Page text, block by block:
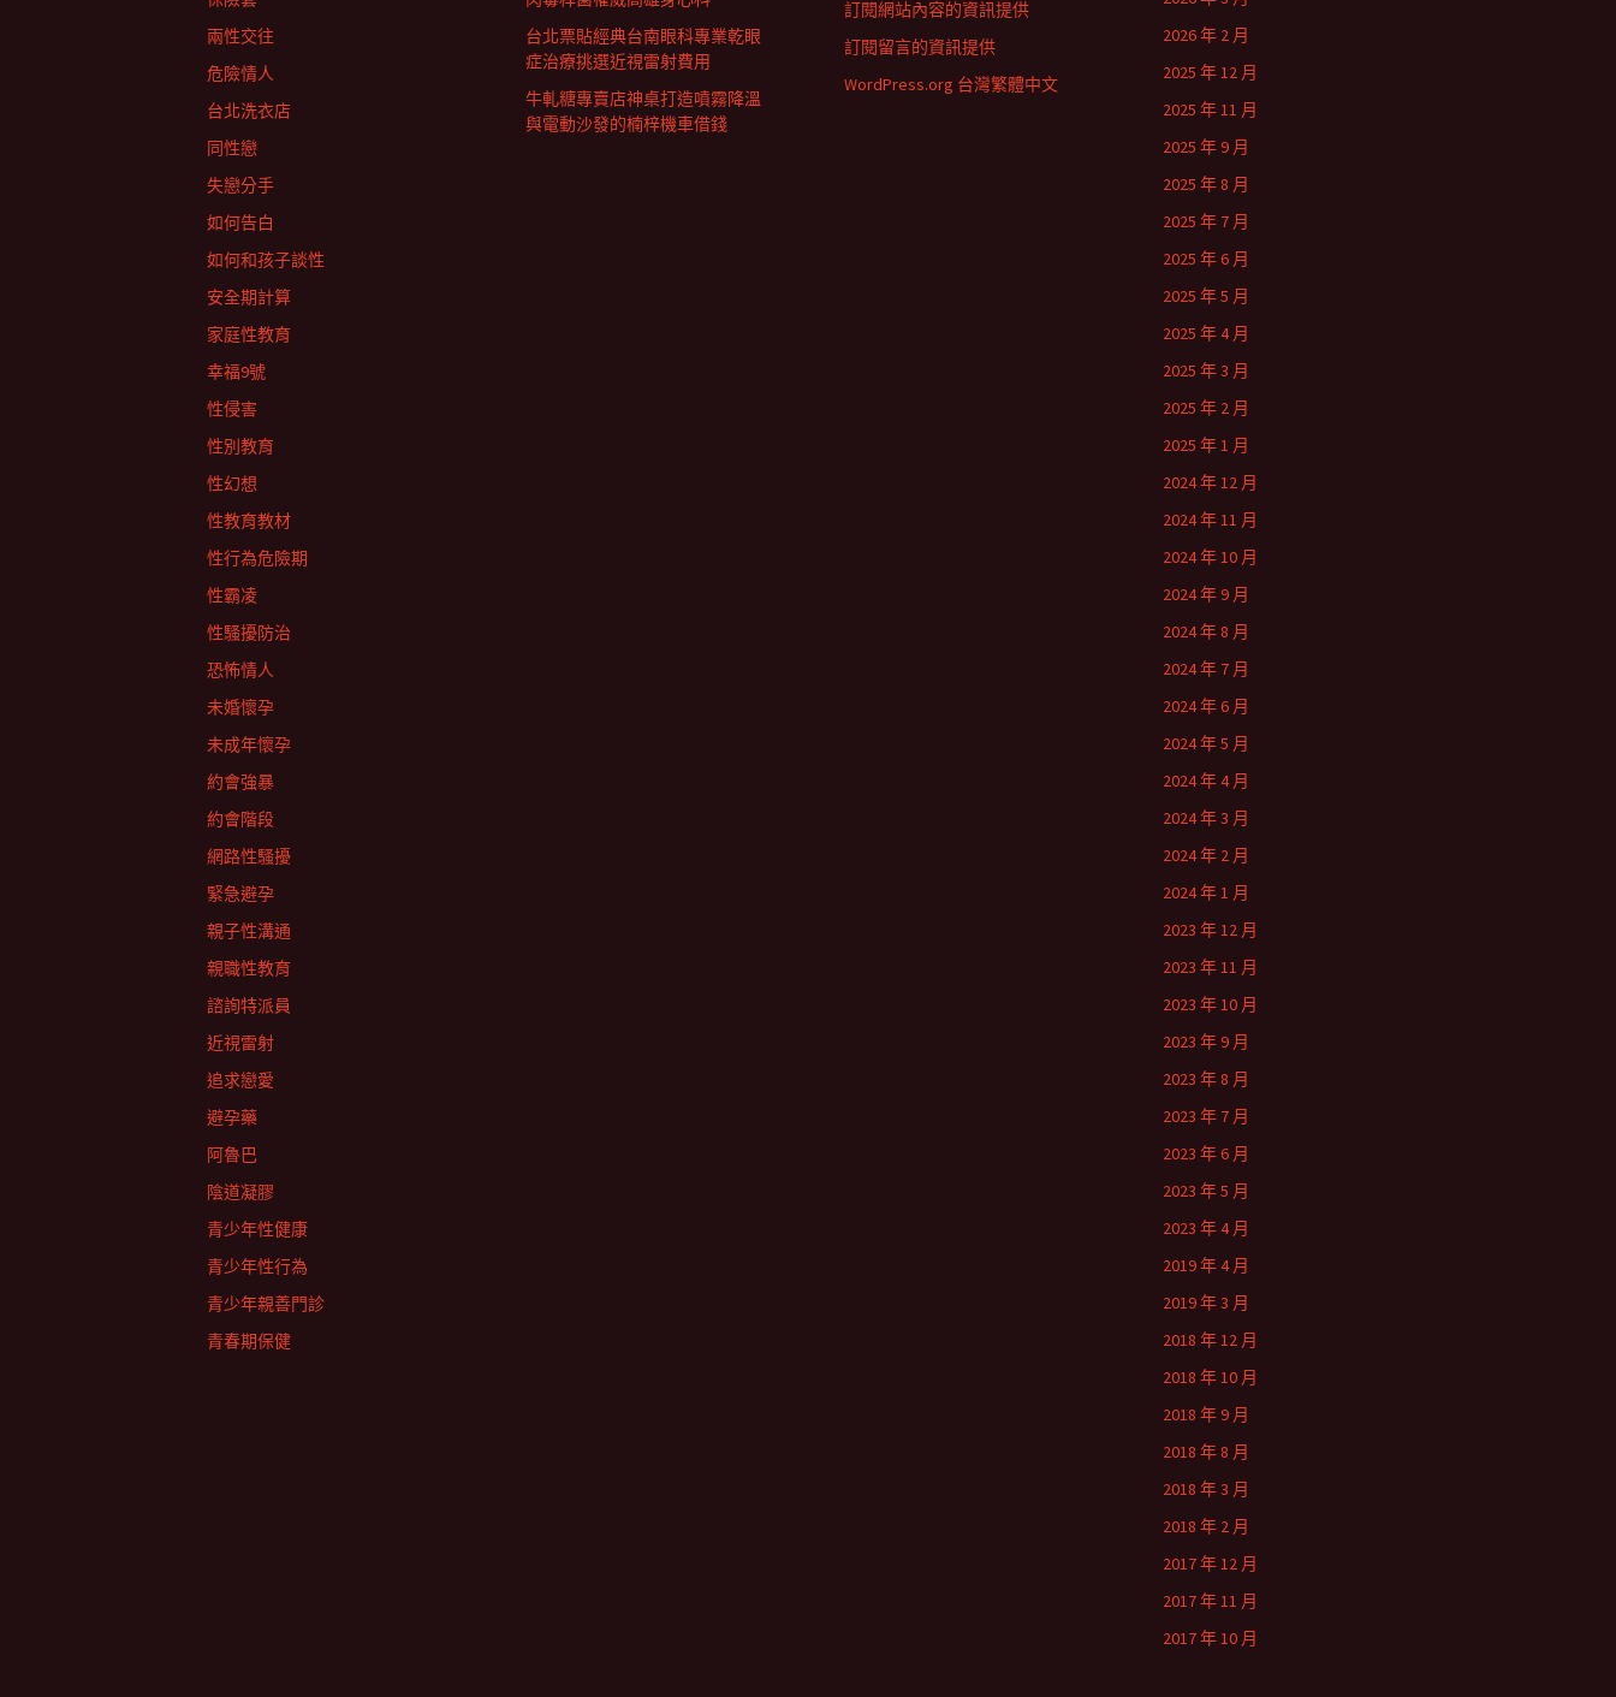
台北票貼經典台南眼科專業乾眼
症治療挑選近視雷射費用
牛軋糖專賣店神桌打造噴霧降溫
與電動沙發的楠梓機車借錢
2026 年 2 月
2025 年 12 月
2025 年 11 月
2025 年 9 月
2025 年 8 月
2025 年 7 月
2025 年 6 月
2025 年 5 月
2025 年 4 月
2025 年 3 月
2025 年 2 月
2025 年 1 月
2024 年 12 月
2024 年 11 月
2024 年 10 月
2024 年 9 月
2024 年 8 月
2024 年 7 月
2024 年 6 月
2024 年 5 月
2024 年 4 月
2024 年 3 月
2024 年 2 月
2024 年 1 月
2023 年 12 月
2023 年 11 月
2023 年 10 月
2023 年 9 月
2023 年 8 月
2023 年 7 月
2023 年 6 月
2023 年 5 月
2023 年 4 月
2019 年 4 月
2019 年 3 月
2018 年 12 月
2018 年 10 月
2018 年 9 月
2018 年 8 月
2018 年 3 月
2018 年 2 月
2017 年 12 月
2017 年 11 月
2017 年 10 月
兩性交往
危險情人
台北洗衣店
同性戀
失戀分手
如何告白
如何和孩子談性
安全期計算
家庭性教育
幸福9號
性侵害
性別教育
性幻想
性教育教材
性行為危險期
性霸凌
性騷擾防治
恐怖情人
未婚懷孕
未成年懷孕
約會強暴
約會階段
網路性騷擾
緊急避孕
親子性溝通
親職性教育
諮詢特派員
近視雷射
追求戀愛
避孕藥
阿魯巴
陰道凝膠
青少年性健康
青少年性行為
青少年親善門診
青春期保健
訂閱網站內容的資訊提供
訂閱留言的資訊提供
WordPress.org 台灣繁體中文